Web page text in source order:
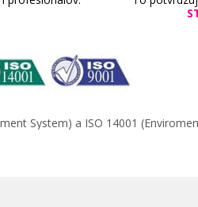
System) a ISO 14001